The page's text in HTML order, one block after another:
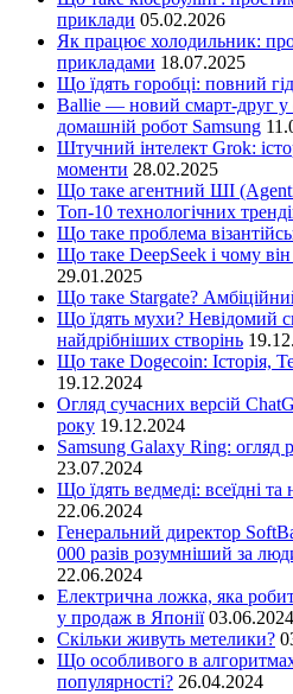
приклади 05.02.2026
Як працює холодильник:
прикладами 18.07.2025
Що їдять горобці: повний
Ballie — новий смарт-друг у
домашній робот Samsung
Штучний інтелект Grok:
моменти 28.02.2025
Що таке агентний ШІ
Топ-10 технологічних
Що таке проблема
Що таке DeepSeek і чому
29.01.2025
Що таке Stargate?
Що їдять мухи? Невідомий
найдрібніших створінь
Що таке Dogecoin: Історія,
19.12.2024
Огляд сучасних версій
року 19.12.2024
Samsung Galaxy Ring: огляд
23.07.2024
Що їдять ведмеді: всеїдні
22.06.2024
Генеральний директор
000 разів розумніший за
22.06.2024
Електрична ложка, яка
у продаж в Японії 03.06.2024
Скільки живуть метелики?
Що особливого в
популярності? 26.04.2024